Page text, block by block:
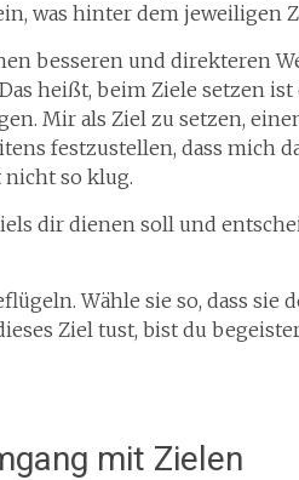
was hinter dem jeweiligen
besseren und direkteren
heißt, beim Ziele setzen ist
Mir als Ziel zu setzen,
festzustellen, dass mich
so klug.
dir dienen soll und
Wähle sie so, dass sie
Ziel tust, bist du
mit Zielen